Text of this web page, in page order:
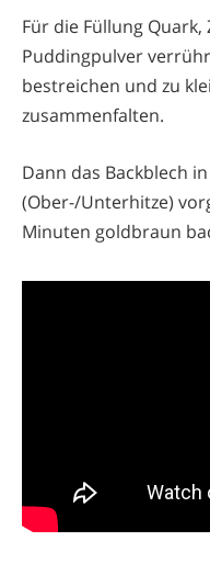
Für die Füllung
Puddingpulver
bestreichen und zu
zusammenfalten.
Dann das Backblech
(Ober-/Unterhitze)
Minuten goldbraun